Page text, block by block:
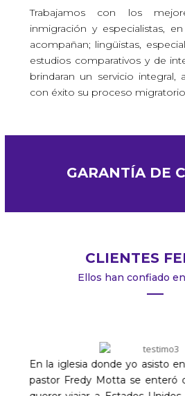
Trabajamos con los
inmigración y especialistas,
acompañan; lingüistas,
estudios comparativos y de
brindaran un servicio integral,
con éxito su proceso
GARANTÍA DE
CLIENTES
Ellos han confiado
En la iglesia donde yo asisto
pastor Fredy Motta se enteró